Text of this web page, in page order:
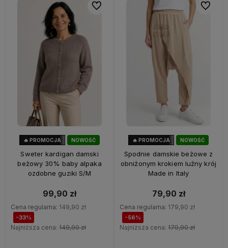
NOWOŚĆ
🔥 PROMOCJA
Sweter kardigan damski
beżowy 30% baby alpaka
ozdobne guziki S/M
99,90 zł
Cena regularna: 149,90 zł
-33%
Najniższa cena: 149,90 zł
Do ulubionych
NOWOŚĆ
🔥 PROMOCJA
Spodnie damskie beżowe z
obniżonym krokiem luźny krój
Made in Italy
79,90 zł
Cena regularna: 179,90 zł
-56%
Najniższa cena: 179,90 zł
Do